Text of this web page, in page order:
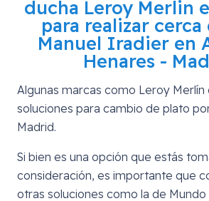
ducha Leroy Merlin
para realizar cerca
Manuel Iradier en
Henares -
Algunas marcas como Leroy
soluciones para cambio de plato
Madrid.
Si bien es una opción que estás
consideración, es importante que
otras soluciones como la de